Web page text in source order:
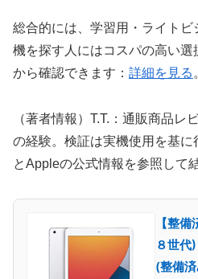
総合的には、学習用・ライト
機を探す人にはコスパの高い選
から確認できます： 詳細を見る
（著者情報）T.T.：通販商品レ
の経験。検証は実機使用を基
とAppleの公式情報を参照して
【整
８世代
(整備